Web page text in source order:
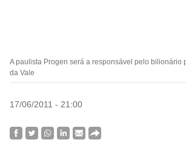
A paulista Progen será a responsável pelo bilionário
da Vale
17/06/2011 - 21:00